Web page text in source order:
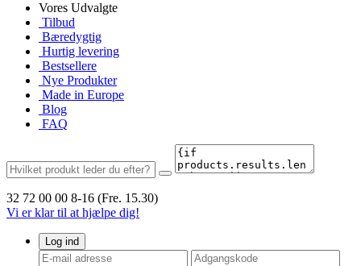
Vores Udvalgte
Tilbud
Bæredygtig
Hurtig levering
Bestsellere
Nye Produkter
Made in Europe
Blog
FAQ
32 72 00 00 8-16 (Fre. 15.30)
Vi er klar til at hjælpe dig!
Log ind